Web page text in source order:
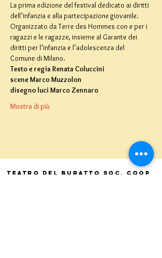
La prima edizione del festival dedicato ai diritti
dell’infanzia e alla partecipazione giovanile.
Organizzato da Terre des Hommes con e per i
ragazzi e le ragazze, insieme al Garante dei
diritti per l’infanzia e l’adolescenza del
Comune di Milano.
Testo e regia Renata Coluccini
scene Marco Muzzolon
disegno luci Marco Zennaro
Mostra di più
Teatro del Buratto Soc. Coop